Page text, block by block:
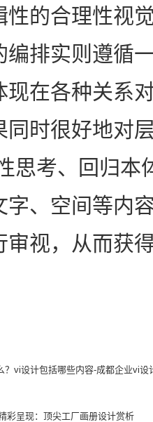
性的合理性视
编排实则遵循
现在各种关系
同时很好地对
思考、回归
字、空间等内
审视，从而获
？vi设计包括哪些内容-成都企业vi设
彩呈现：顶尖工厂画册设计赏析